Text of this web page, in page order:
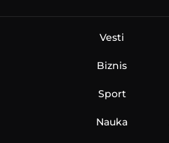
Vesti
Biznis
Sport
Nauka